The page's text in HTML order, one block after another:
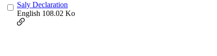
Saly Declaration
English 108.02 Ko